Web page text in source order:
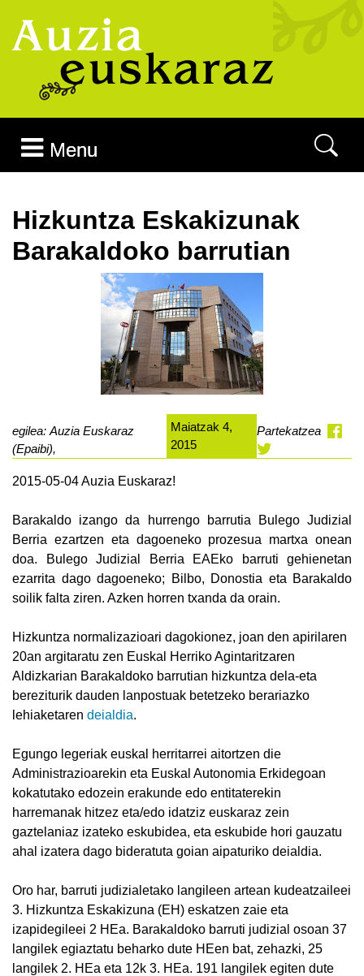
Menu
Hizkuntza Eskakizunak
Barakaldoko barrutian
egilea: Auzia Euskaraz
(Epaibi),
Maiatzak 4,
2015
Partekatzea
2015-05-04 Auzia Euskaraz!
Barakaldo izango da hurrengo barrutia Bulego Judizial
Berria ezartzen eta dagoeneko prozesua martxa onean
doa. Bulego Judizial Berria EAEko barruti gehienetan
ezarrita dago dagoeneko; Bilbo, Donostia eta Barakaldo
soilik falta ziren. Azken horren txanda da orain.
Hizkuntza normalizazioari dagokionez, joan den apirilaren
20an argitaratu zen Euskal Herriko Agintaritzaren
Aldizkarian Barakaldoko barrutian hizkuntza dela-eta
bereziturik dauden lanpostuak betetzeko berariazko
lehiaketaren deialdia.
Egungo legeriak euskal herritarrei aitortzen die
Administrazioarekin eta Euskal Autonomia Erkidegoan
kokatutako edozein erakunde edo entitaterekin
harremanak hitzez eta/edo idatziz euskaraz zein
gaztelaniaz izateko eskubidea, eta eskubide hori gauzatu
ahal izatera dago bideratuta goian aipaturiko deialdia.
Oro har, barruti judizialetako langileen artean kudeatzaileei
3. Hizkuntza Eskakizuna (EH) eskatzen zaie eta
izapidegileei 2 HEa. Barakaldoko barruti judizial osoan 37
langilek egiaztatu beharko dute HEen bat, zehazki, 25
langilek 2. HEa eta 12k 3. HEa. 191 langilek egiten dute